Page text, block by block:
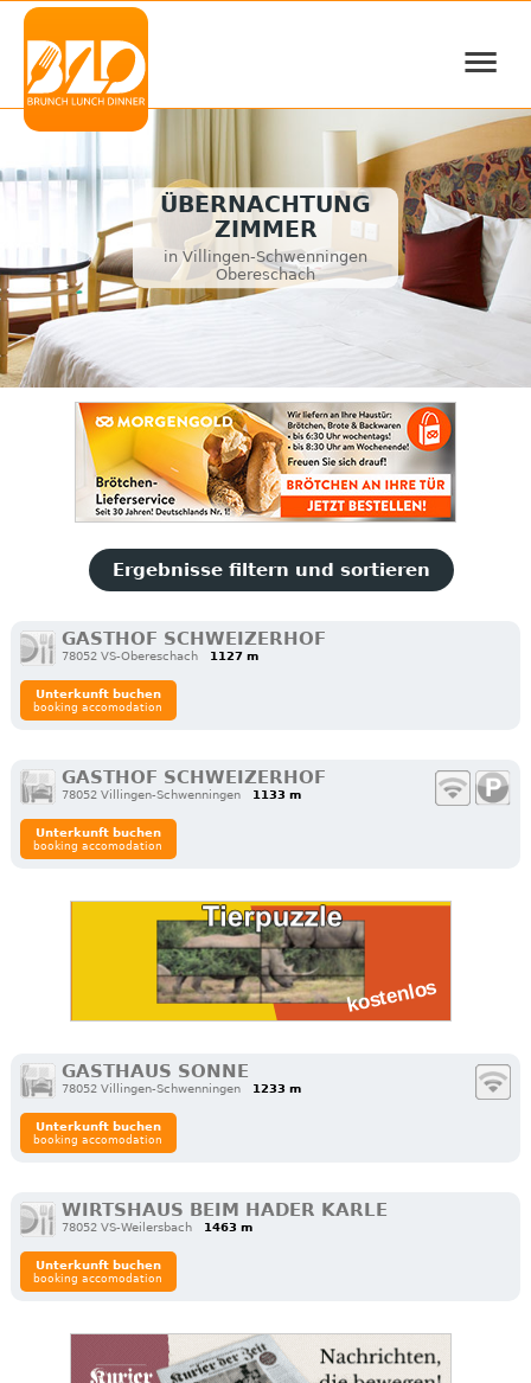
≡
ÜBERNACHTUNG
ZIMMER
in Villingen-Schwenningen
Obereschach
Ergebnisse filtern und sortieren
GASTHOF SCHWEIZERHOF
78052 VS-Obereschach 1127 m
Unterkunft buchen
booking accomodation
GASTHOF SCHWEIZERHOF
78052 Villingen-Schwenningen 1133 m
Unterkunft buchen
booking accomodation
GASTHAUS SONNE
78052 Villingen-Schwenningen 1233 m
Unterkunft buchen
booking accomodation
WIRTSHAUS BEIM HADER KARLE
78052 VS-Weilersbach 1463 m
Unterkunft buchen
booking accomodation